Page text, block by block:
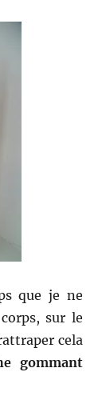
que je ne
sur le
cela
gommant